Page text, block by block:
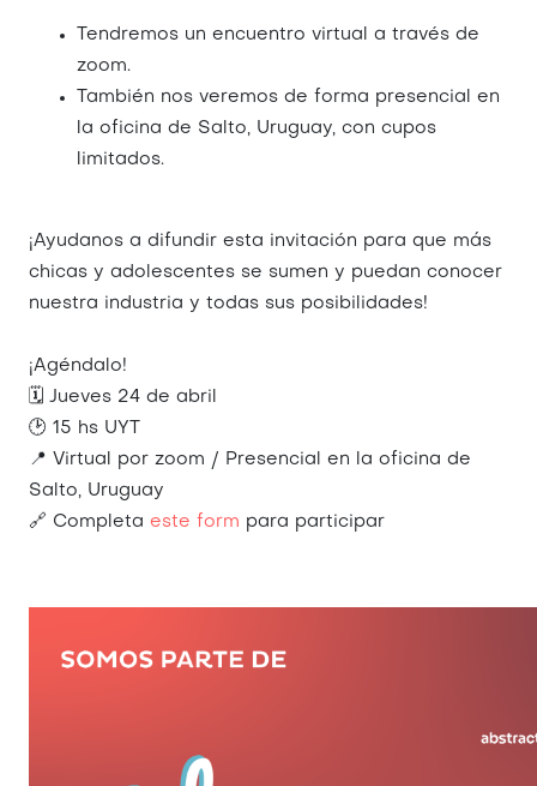
Tendremos un encuentro virtual a través de
zoom.
También nos veremos de forma presencial en
la oficina de Salto, Uruguay, con cupos
limitados.
¡Ayudanos a difundir esta invitación para que más
chicas y adolescentes se sumen y puedan conocer
nuestra industria y todas sus posibilidades!
¡Agéndalo!
🗓️ Jueves 24 de abril
🕑 15 hs UYT
📍 Virtual por zoom / Presencial en la oficina de
Salto, Uruguay
🔗 Completa este form para participar